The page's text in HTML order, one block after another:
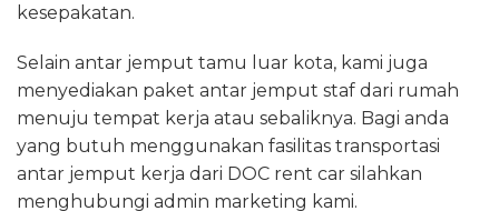
kesepakatan.
Selain antar jemput tamu luar kota, kami juga
menyediakan paket antar jemput staf dari rumah
menuju tempat kerja atau sebaliknya. Bagi anda
yang butuh menggunakan fasilitas transportasi
antar jemput kerja dari DOC rent car silahkan
menghubungi admin marketing kami.